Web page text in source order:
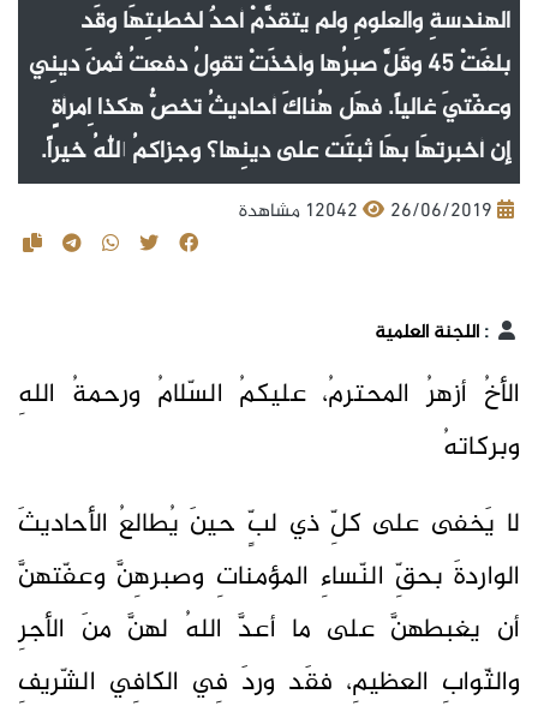
الهندسةِ والعلومِ ولم يتقدَّمْ أحدٌ لخطبتِهَا وقَد
بلغَتْ ٤٥ وقَلَّ صبرُها وأخذَتْ تقولُ دفعتُ ثمنَ دينِي
وعفّتيَ غالياً. فهَل هُناكَ أحاديثُ تخصُّ هكذا اِمرأةٍ
إن أخبرتهَا بهَا ثبتَت على دينِها؟ وجزاكمُ اللهُ خيراً.
26/06/2019 12042 مشاهدة
:اللجنة العلمية
الأخُ أزهرُ المحترمُ، عليكمُ السّلامُ ورحمةُ اللهِ
وبركاتهُ
لا يَخفى على كلِّ ذي لبٍّ حينَ يُطالعُ الأحاديثَ
الواردةَ بحقِّ النّساءِ المؤمناتِ وصبرهِنَّ وعفّتهنَّ
أن يغبطهنَّ على ما أعدَّ اللهُ لهنَّ منَ الأجرِ
والثّوابِ العظيمِ، فقَد وردَ فِي الكافِي الشّريفِ